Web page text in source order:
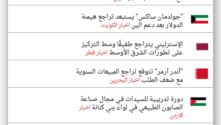
"جولدمان ساكس" يستبعد تراجع هيمنة
الدولار بعد دعم اليناخبار الكويت
الإسترليني يتراجع طفيفًا وسط التركيز
على تطورات الشرق الأوسطاخبار قطر
"أندر آرمر" تتوقع تراجع المبيعات السنوية
مع ضعف الطلباخبار البحرين
دورة تدريبية للسيدات في مجال صناعة
الصابون الطبيعي في لواء بني كنانةاخبار
الاردن